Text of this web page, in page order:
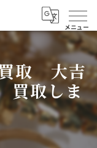
取 大吉
取しま